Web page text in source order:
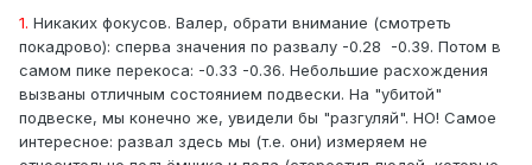
1. Никаких фокусов. Валер, обрати внимание (смотреть
покадрово): сперва значения по развалу -0.28 -0.39. Потом в
самом пике перекоса: -0.33 -0.36. Небольшие расхождения
вызваны отличным состоянием подвески. На "убитой"
подвеске, мы конечно же, увидели бы "разгуляй". НО! Самое
интересное: развал здесь мы (т.е. они) измеряем не